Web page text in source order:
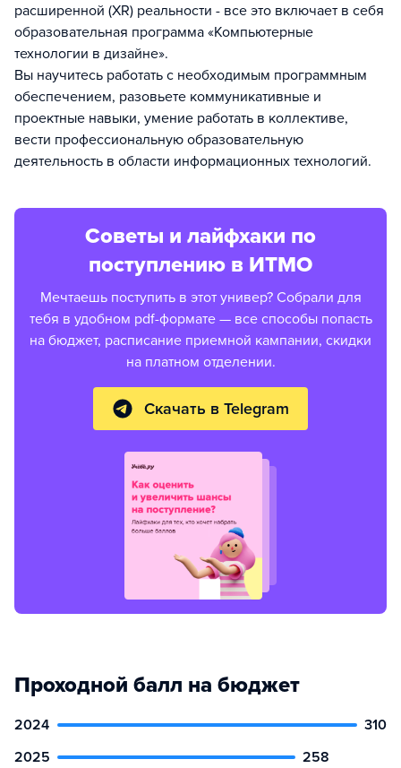
расширенной (XR) реальности - все это включает в себя
образовательная программа «Компьютерные
технологии в дизайне».
Вы научитесь работать с необходимым программным
обеспечением, разовьете коммуникативные и
проектные навыки, умение работать в коллективе,
вести профессиональную образовательную
деятельность в области информационных технологий.
Советы и лайфхаки по
поступлению в ИТМО
Мечтаешь поступить в этот универ? Собрали для
тебя в удобном pdf-формате — все способы попасть
на бюджет, расписание приемной кампании, скидки
на платном отделении.
Скачать в Telegram
Проходной балл на бюджет
2024
310
2025
258